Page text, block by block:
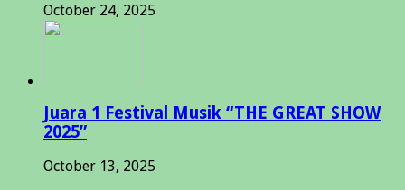
October 24, 2025
Juara 1 Festival Musik “THE GREAT SHOW
2025”
October 13, 2025